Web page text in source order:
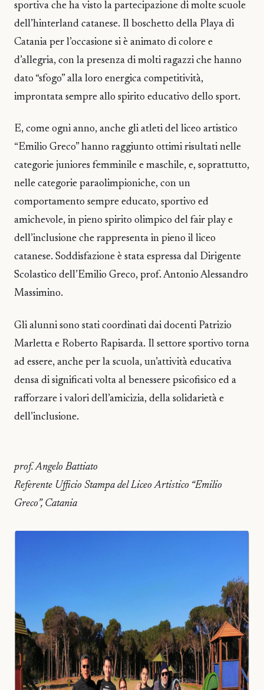
sportiva che ha visto la partecipazione di molte scuole
dell’hinterland catanese. Il boschetto della Playa di
Catania per l’occasione si è animato di colore e
d’allegria, con la presenza di molti ragazzi che hanno
dato “sfogo” alla loro energica competitività,
improntata sempre allo spirito educativo dello sport.
E, come ogni anno, anche gli atleti del liceo artistico
“Emilio Greco” hanno raggiunto ottimi risultati nelle
categorie juniores femminile e maschile, e, soprattutto,
nelle categorie paraolimpioniche, con un
comportamento sempre educato, sportivo ed
amichevole, in pieno spirito olimpico del fair play e
dell’inclusione che rappresenta in pieno il liceo
catanese. Soddisfazione è stata espressa dal Dirigente
Scolastico dell’Emilio Greco, prof. Antonio Alessandro
Massimino.
Gli alunni sono stati coordinati dai docenti Patrizio
Marletta e Roberto Rapisarda. Il settore sportivo torna
ad essere, anche per la scuola, un’attività educativa
densa di significati volta al benessere psicofisico ed a
rafforzare i valori dell’amicizia, della solidarietà e
dell’inclusione.
prof. Angelo Battiato
Referente Ufficio Stampa del Liceo Artistico “Emilio
Greco”, Catania